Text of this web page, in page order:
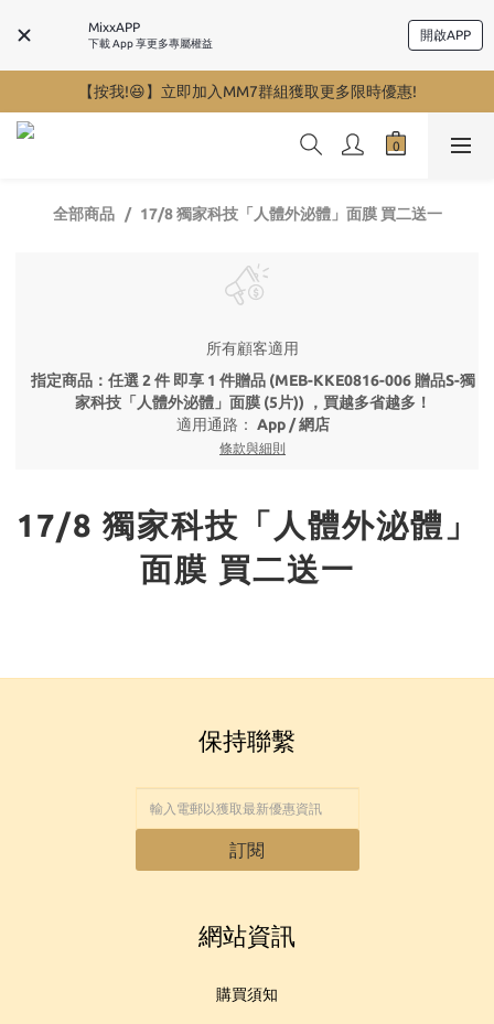
MixxAPP
下載 App 享更多專屬權益
開啟APP
【按我!😆】立即加入MM7群組獲取更多限時優惠!
全部商品 17/8 獨家科技「人體外泌體」面膜 買二送一
所有顧客適用
指定商品：任選 2 件 即享 1 件贈品 (MEB-KKE0816-006 贈品S-獨
家科技「人體外泌體」面膜 (5片)) ，買越多省越多！
適用通路： App / 網店
條款與細則
17/8 獨家科技「人體外泌體」
面膜 買二送一
保持聯繫
訂閱
網站資訊
購買須知